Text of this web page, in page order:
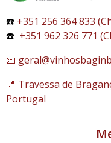
☎️ +351 256 364 833
☎️ +351 962 326 771
📧
📍 Travessa de
Portugal